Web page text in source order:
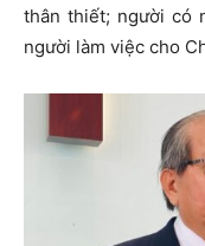
thân thiết; người có
người làm việc cho